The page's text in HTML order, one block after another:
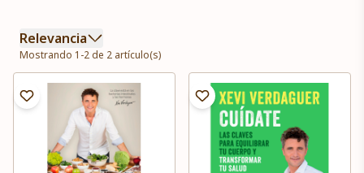
Relevancia
Mostrando 1-2 de 2 artículo(s)